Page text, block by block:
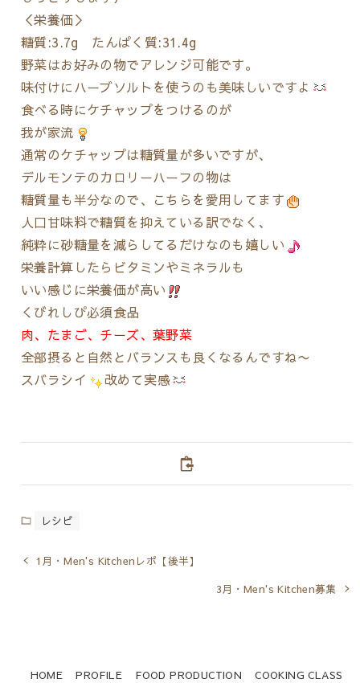
＜栄養価＞
糖質:3.7g たんぱく質:31.4g
野菜はお好みの物でアレンジ可能です。
味付けにハーブソルトを使うのも美味しいですよ
食べる時にケチャップをつけるのが
我が家流
通常のケチャップは糖質量が多いですが、
デルモンテのカロリーハーフの物は
糖質量も半分なので、こちらを愛用してます
人口甘味料で糖質を抑えている訳でなく、
純粋に砂糖量を減らしてるだけなのも嬉しい
栄養計算したらビタミンやミネラルも
いい感じに栄養価が高い
くびれしぴ必須食品
肉、たまご、チーズ、葉野菜
全部摂ると自然とバランスも良くなるんですね〜
スバラシイ
改めて実感
レシピ
1月・Men's Kitchenレポ【後半】
3月・Men's Kitchen募集
HOME PROFILE FOOD PRODUCTION COOKING CLASS